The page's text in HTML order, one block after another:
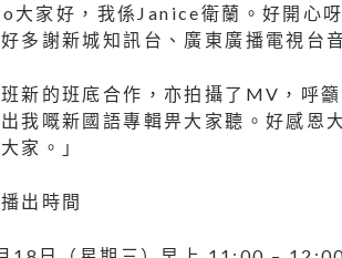
大家好，我係Janice衛蘭。好開心
多謝新城知訊台、廣東廣播電視台
新的班底合作，亦拍攝了MV，呼
我嘅新國語專輯畀大家聽。好感恩
家。」
出時間